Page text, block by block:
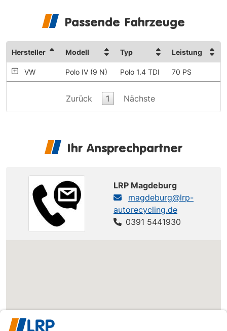
Passende Fahrzeuge
Hersteller Modell Typ Leistung
VW Polo IV (9 N) Polo 1.4 TDI 70 PS
Zurück 1 Nächste
Ihr Ansprechpartner
LRP Magdeburg
magdeburg@lrp-
autorecycling.de
0391 5441930